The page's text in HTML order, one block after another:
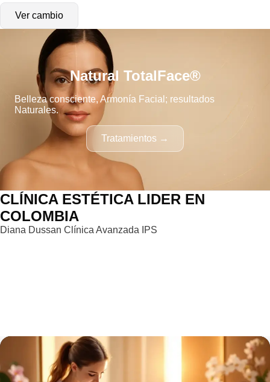
Ver cambio
Natural TotalFace®
Belleza consciente, Armonía Facial; resultados
Naturales.
Tratamientos →
CLÍNICA ESTÉTICA LIDER EN
COLOMBIA
Diana Dussan Clínica Avanzada IPS